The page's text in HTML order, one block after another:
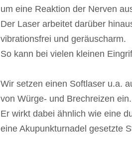
um eine Reaktion der Nerven
Der Laser arbeitet darüber
vibrationsfrei und geräuscharm.
So kann bei vielen kleinen
Wir setzen einen Softlaser u.a.
von Würge- und Brechreizen ein.
Er wirkt dabei ähnlich wie eine
eine Akupunkturnadel gesetzte